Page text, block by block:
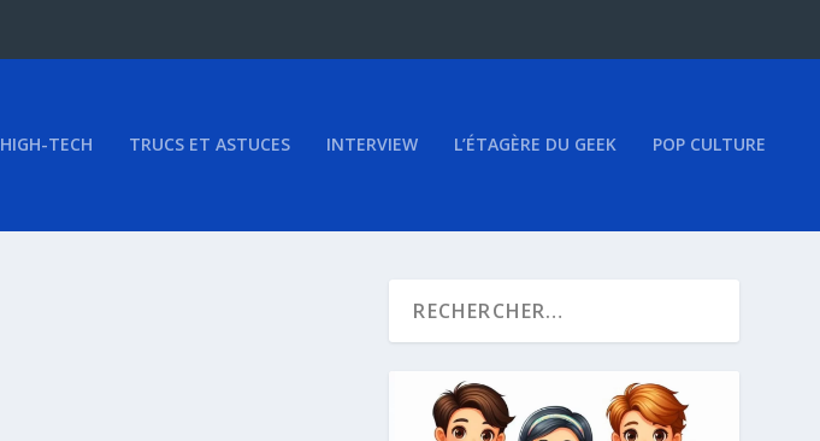
HIGH-TECH TRUCS ET ASTUCES INTERVIEW L’ÉTAGÈRE DU GEEK POP CULTURE